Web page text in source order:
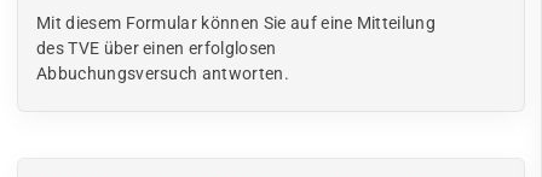
Mit diesem Formular können Sie auf eine Mitteilung
des TVE über einen erfolglosen
Abbuchungsversuch antworten.